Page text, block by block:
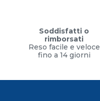
Soddisfatti o
rimborsati
Reso facile e veloce
fino a 14 giorni